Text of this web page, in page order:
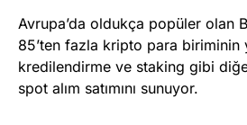
Avrupa’da oldukça popüler olan
85’ten fazla kripto para biriminin
kredilendirme ve staking gibi
spot alım satımını sunuyor.